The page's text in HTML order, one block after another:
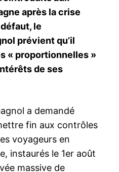
Le Maroc et le Sénégal
Haute Commission Mixte les
26 et 27 janvier à Rabat
21 January 2026